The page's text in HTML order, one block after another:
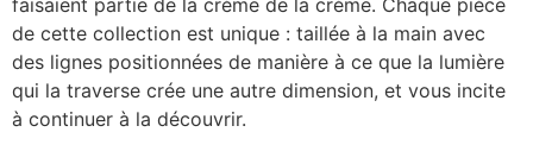
faisaient partie de la crème de la crème. Chaque pièce
de cette collection est unique : taillée à la main avec
des lignes positionnées de manière à ce que la lumière
qui la traverse crée une autre dimension, et vous incite
à continuer à la découvrir.